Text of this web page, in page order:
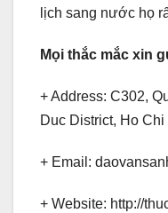
lịch sang nước họ
Mọi thắc mắc xin
+ Address: C302,
Duc District, Ho
+ Email:
+ Website: http://